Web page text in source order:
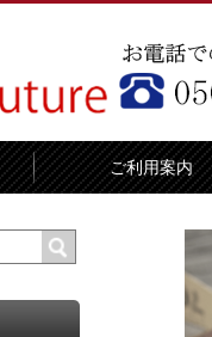
ご利用案内